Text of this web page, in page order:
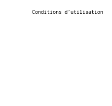
Conditions d’utilisation